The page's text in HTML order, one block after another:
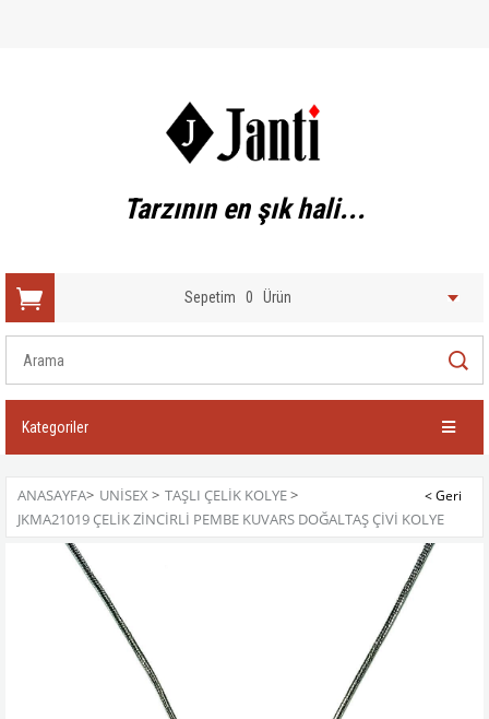
Tarzının en şık hali...
Sepetim 0 Ürün
Kategoriler
ANASAYFA> UNISEX > TAŞLI ÇELIK KOLYE>
JKMA21019 ÇELİK ZİNCİRLİ PEMBE KUVARS DOĞALTAŞ ÇİVİ KOLYE